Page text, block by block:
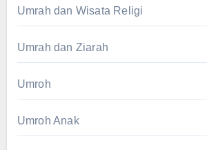
Umrah dan Wisata Religi
Umrah dan Ziarah
Umroh
Umroh Anak